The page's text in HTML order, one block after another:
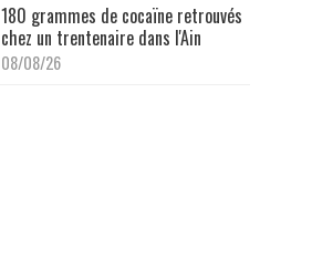
180 grammes de cocaïne retrouvés
chez un trentenaire dans l'Ain
08/08/26